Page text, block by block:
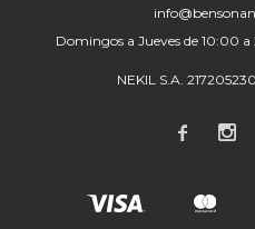
Domingos a Jueves de 10:00
NEKIL S.A.
 